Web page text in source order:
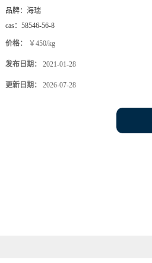
品牌： 海瑞
cas： 58546-56-8
价格： ￥450/kg
发布日期： 2021-01-28
更新日期： 2026-07-28